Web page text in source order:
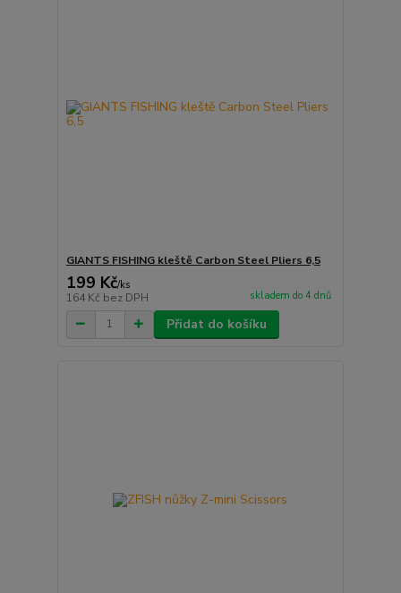
GIANTS FISHING kleště Carbon Steel Pliers 6,5
199 Kč/ks
164 Kč bez DPH skladem do 4 dnů
Přidat do košíku